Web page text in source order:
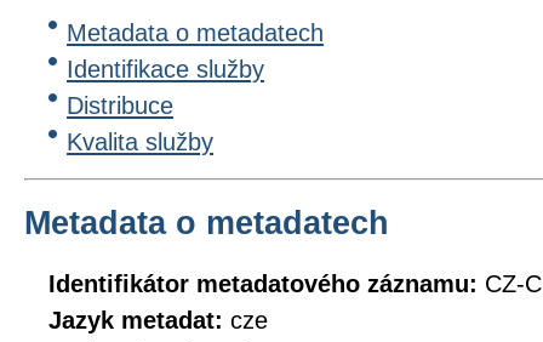
Metadata o metadatech
Identifikace služby
Distribuce
Kvalita služby
Metadata o metadatech
Identifikátor metadatového záznamu: CZ-
Jazyk metadat: cze